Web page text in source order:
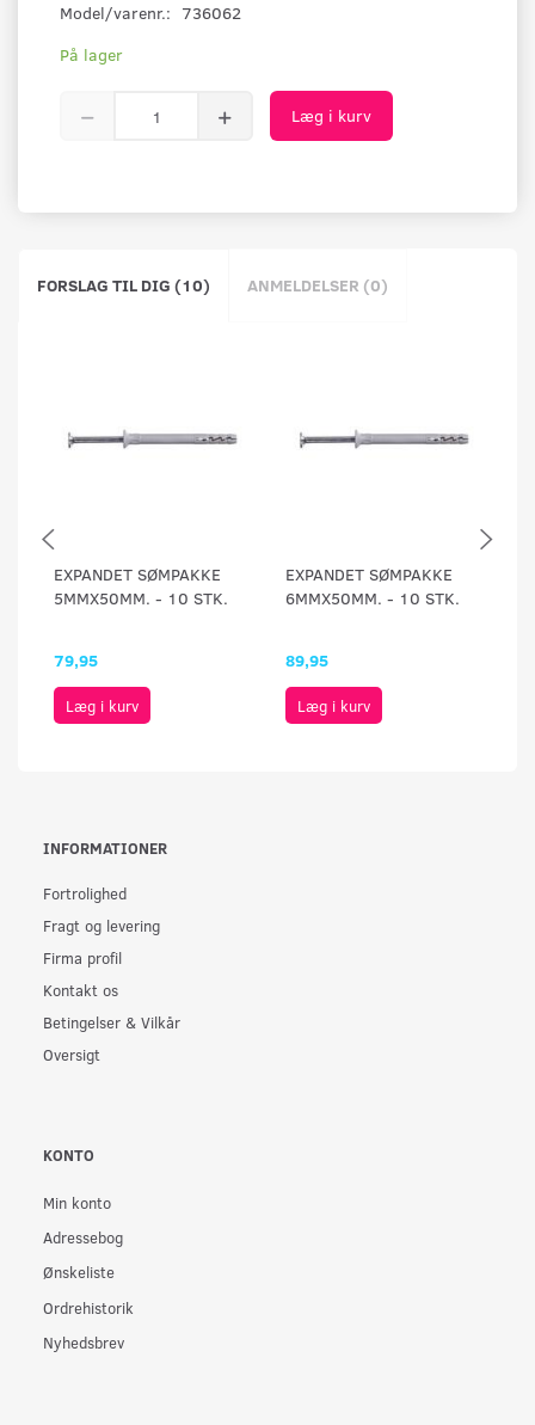
Model/varenr.: 736062
På lager
Læg i kurv
FORSLAG TIL DIG (10) ANMELDELSER (0)
EXPANDET SØMPAKKE
5MMX50MM. - 10 STK.
79,95
Læg i kurv
EXPANDET SØMPAKKE
6MMX50MM. - 10 STK.
89,95
Læg i kurv
INFORMATIONER
Fortrolighed
Fragt og levering
Firma profil
Kontakt os
Betingelser & Vilkår
Oversigt
KONTO
Min konto
Adressebog
Ønskeliste
Ordrehistorik
Nyhedsbrev